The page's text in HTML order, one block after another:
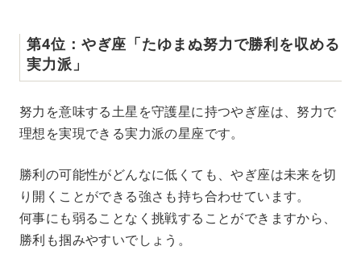
第4位：やぎ座「たゆまぬ努力で勝利を収める
実力派」
努力を意味する土星を守護星に持つやぎ座は、努力で
理想を実現できる実力派の星座です。
勝利の可能性がどんなに低くても、やぎ座は未来を切
り開くことができる強さも持ち合わせています。
何事にも弱ることなく挑戦することができますから、
勝利も掴みやすいでしょう。